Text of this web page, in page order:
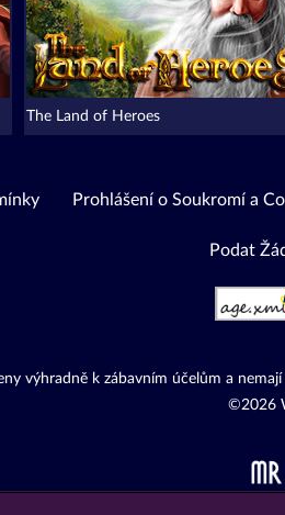
The Land of Heroes
Prohlášení o Soukromí a
Podat
výhradně k zábavním účelům a
©2026